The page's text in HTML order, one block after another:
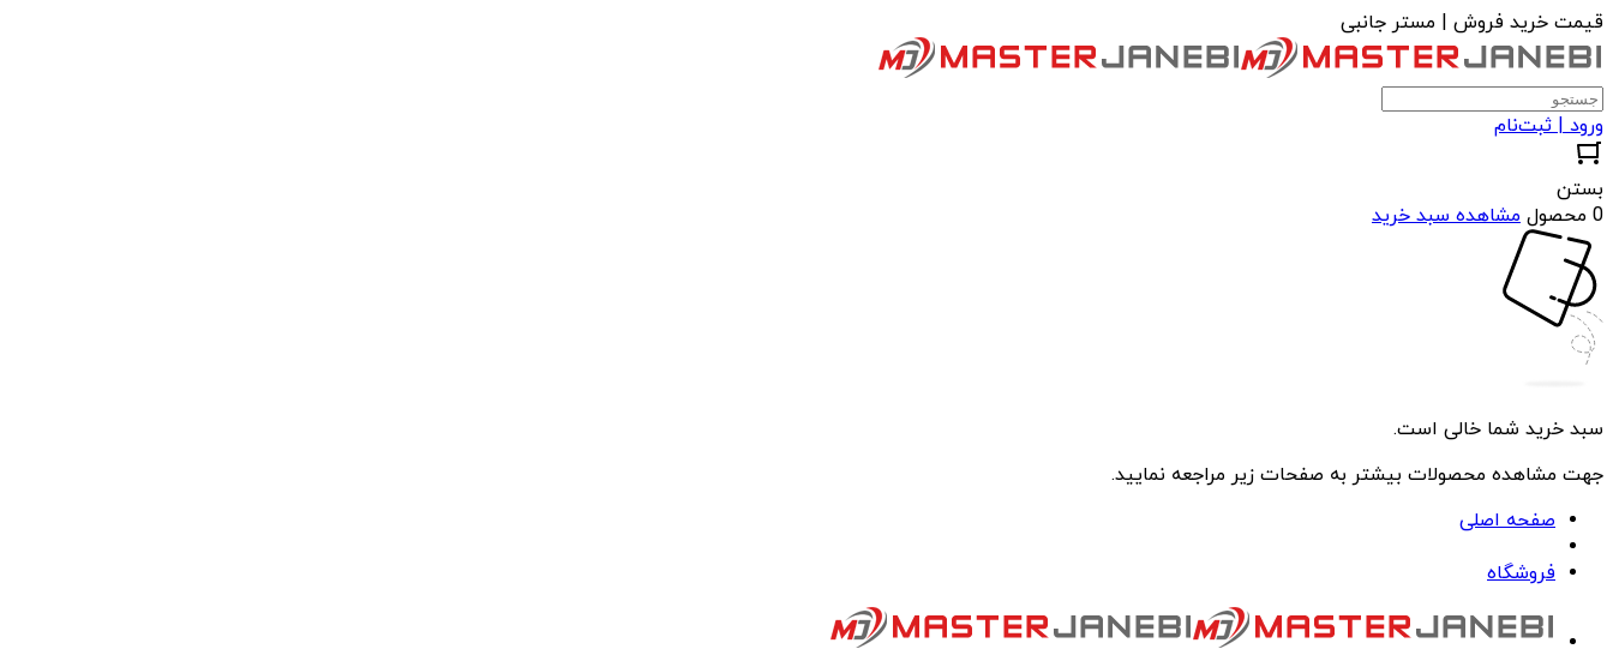
قیمت خرید فروش | مستر جانبی
ورود | ثبت‌نام
بستن
0 محصول
مشاهده سبد خرید
سبد خرید شما خالی است.
جهت مشاهده محصولات بیشتر به صفحات زیر مراجعه نمایید.
صفحه اصلی
فروشگاه